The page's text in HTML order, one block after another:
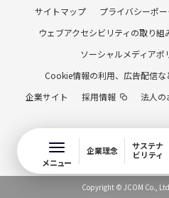
メニュー
企業理念
サステナ
ビリティ
サイトマップ プライバシーポ
ウェブアクセシビリティの取り組
ソーシャルメディアポ
Cookie情報の利用、広告配信な
企業サイト
採用情報 法人の
Copyright © JCOM Co.,